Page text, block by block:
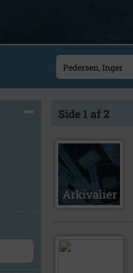
Side 1 af 2